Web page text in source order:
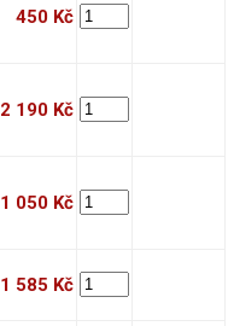
450 Kč
2 190 Kč
1 050 Kč
1 585 Kč